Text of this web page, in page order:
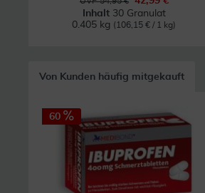
Inhalt 30 Granulat
0.405 kg (106,15 € / 1 kg)
Von Kunden häufig mitgekauft
60